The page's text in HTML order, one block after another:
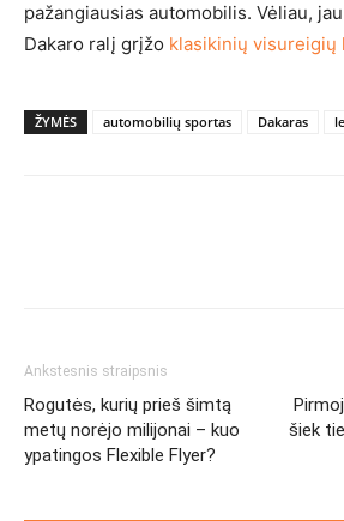
pažangiausias automobilis. Vėliau,
Dakaro ralį grįžo klasikinių visureigių
ŽYMĖS automobilių sportas Dakaras
Ankstesnis straipsnis
Rogutės, kurių prieš šimtą
metų norėjo milijonai – kuo
ypatingos Flexible Flyer?
šiek